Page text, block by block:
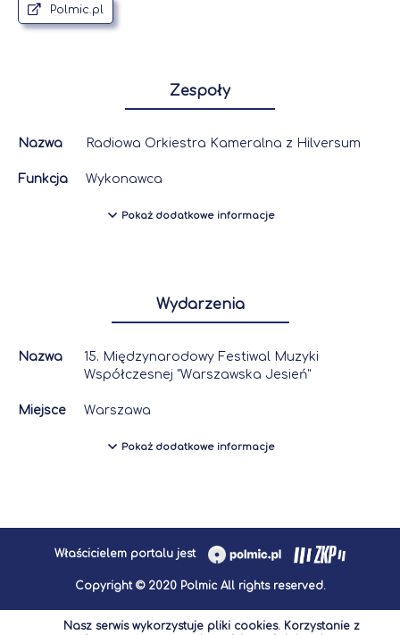
Polmic.pl
Zespoły
Nazwa Radiowa Orkiestra Kameralna z Hilversum
Funkcja Wykonawca
Pokaż dodatkowe informacje
Wydarzenia
Nazwa
15. Międzynarodowy Festiwal Muzyki
Współczesnej "Warszawska Jesień"
Miejsce Warszawa
Pokaż dodatkowe informacje
Właścicielem portalu jest
Copyright © 2020 Polmic All rights reserved.
Nasz serwis wykorzystuje pliki cookies. Korzystanie z